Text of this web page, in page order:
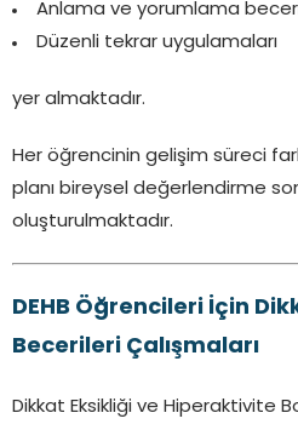
Anlama ve yorumlama
Düzenli tekrar uygulamaları
yer almaktadır.
Her öğrencinin gelişim süreci
planı bireysel değerlendirme
oluşturulmaktadır.
DEHB Öğrencileri İçin
Becerileri Çalışmaları
Dikkat Eksikliği ve Hiperaktivite